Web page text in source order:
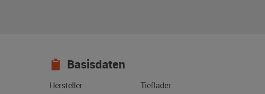
Basisdaten
Hersteller
Tieflader